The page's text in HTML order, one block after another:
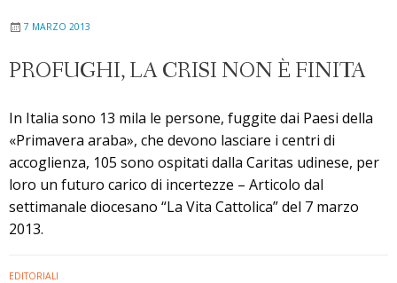
7 MARZO 2013
PROFUGHI, LA CRISI NON È FINITA
In Italia sono 13 mila le persone, fuggite dai Paesi della
«Primavera araba», che devono lasciare i centri di
accoglienza, 105 sono ospitati dalla Caritas udinese, per
loro un futuro carico di incertezze – Articolo dal
settimanale diocesano “La Vita Cattolica” del 7 marzo
2013.
EDITORIALI